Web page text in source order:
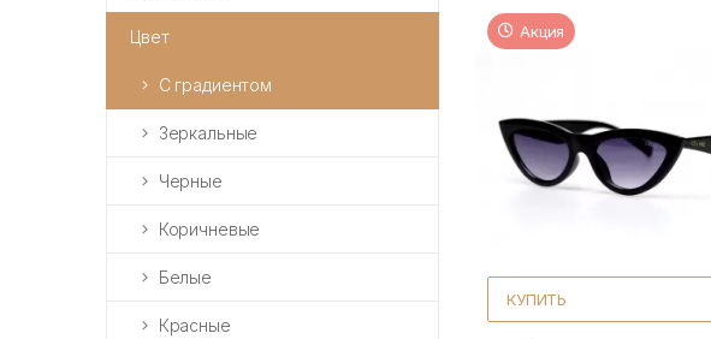
Цвет
С градиентом
Зеркальные
Черные
Коричневые
Белые
Красные
Акция
КУПИТЬ